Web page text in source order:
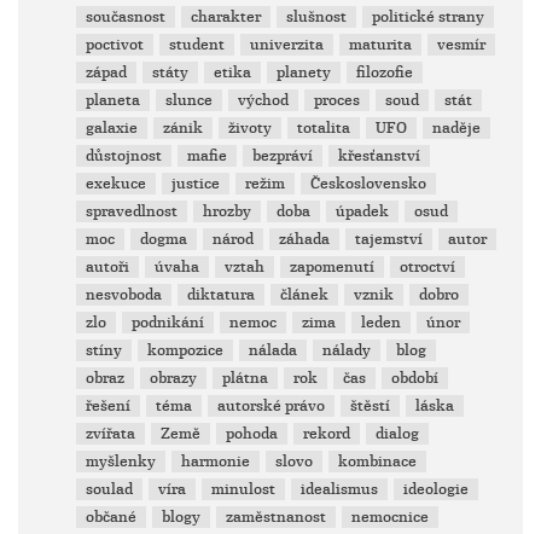
současnost
charakter slušnost
politické strany
poctivot
student univerzita maturita
vesmír
západ
státy etika planety
filozofie
planeta
slunce východ proces soud
stát
galaxie
zánik životy totalita UFO
naděje
důstojnost
mafie bezpráví
křesťanství
exekuce
justice režim
Československo
spravedlnost
hrozby doba úpadek
osud
moc
dogma národ záhada tajemství
autor
autoři
úvaha vztah zapomenutí
otroctví
nesvoboda
diktatura článek vznik
dobro
zlo
podnikání nemoc zima leden
únor
stíny
kompozice nálada nálady
blog
obraz
obrazy plátna rok čas
období
řešení
téma autorské právo štěstí
láska
zvířata
Země pohoda rekord
dialog
myšlenky
harmonie slovo
kombinace
soulad
víra minulost idealismus
ideologie
občané
blogy zaměstnanost
nemocnice